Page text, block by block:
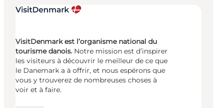
VisitDenmark est l’organisme national du
tourisme danois. Notre mission est d’inspirer
les visiteurs à découvrir le meilleur de ce que
le Danemark a à offrir, et nous espérons que
vous y trouverez de nombreuses choses à
voir et à faire.